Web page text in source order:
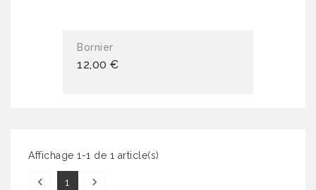
Bornier
12,00 €
Affichage 1-1 de 1 article(s)
 1 